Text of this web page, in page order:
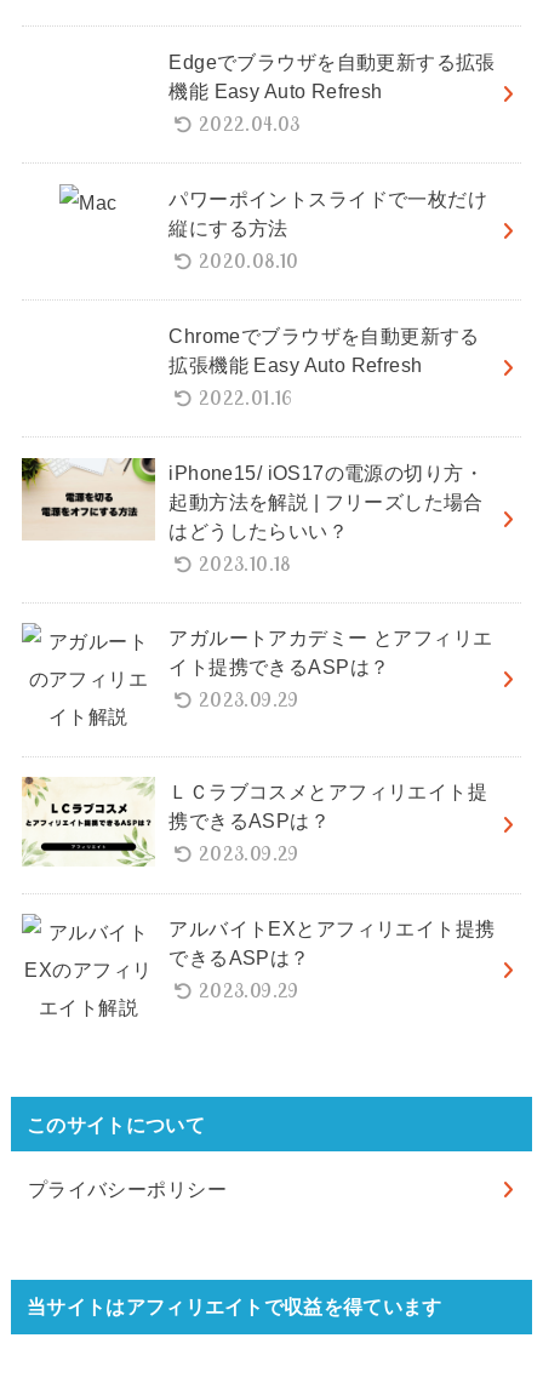
Edgeでブラウザを自動更新する拡張
機能 Easy Auto Refresh
2022.04.03
パワーポイントスライドで一枚だけ
縦にする方法
2020.08.10
Chromeでブラウザを自動更新する
拡張機能 Easy Auto Refresh
2022.01.16
iPhone15/ iOS17の電源の切り方・
起動方法を解説 | フリーズした場合
はどうしたらいい？
2023.10.18
アガルートアカデミー とアフィリエ
イト提携できるASPは？
2023.09.29
ＬＣラブコスメとアフィリエイト提
携できるASPは？
2023.09.29
アルバイトEXとアフィリエイト提携
できるASPは？
2023.09.29
このサイトについて
プライバシーポリシー
当サイトはアフィリエイトで収益を得ています